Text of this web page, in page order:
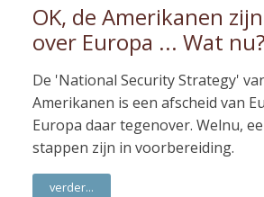
OK, de Amerikanen
over Europa ... Wat nu?
De 'National Security Strategy'
Amerikanen is een afscheid van
Europa daar tegenover. Welnu,
stappen zijn in voorbereiding.
verder...